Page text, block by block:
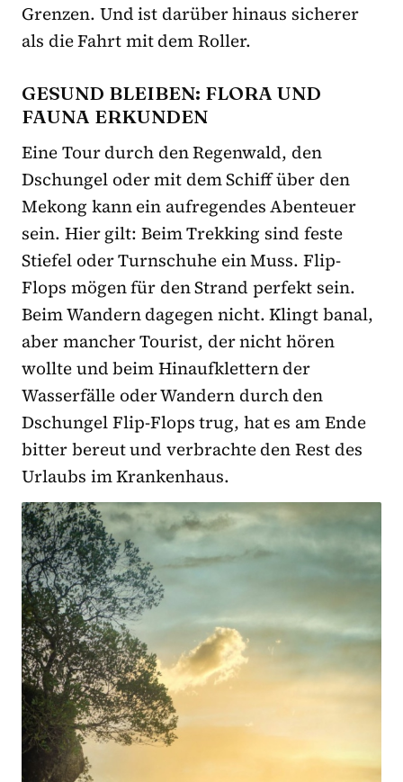
Grenzen. Und ist darüber hinaus sicherer
als die Fahrt mit dem Roller.
GESUND BLEIBEN: FLORA UND
FAUNA ERKUNDEN
Eine Tour durch den Regenwald, den
Dschungel oder mit dem Schiff über den
Mekong kann ein aufregendes Abenteuer
sein. Hier gilt: Beim Trekking sind feste
Stiefel oder Turnschuhe ein Muss. Flip-
Flops mögen für den Strand perfekt sein.
Beim Wandern dagegen nicht. Klingt banal,
aber mancher Tourist, der nicht hören
wollte und beim Hinaufklettern der
Wasserfälle oder Wandern durch den
Dschungel Flip-Flops trug, hat es am Ende
bitter bereut und verbrachte den Rest des
Urlaubs im Krankenhaus.